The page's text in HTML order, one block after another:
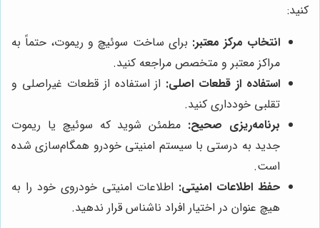
کنید:
انتخاب مرکز معتبر: برای ساخت سوئیچ و ریموت، حتماً به
مراکز معتبر و متخصص مراجعه کنید.
استفاده از قطعات اصلی: از استفاده از قطعات غیراصلی و
تقلبی خودداری کنید.
برنامه‌ریزی صحیح: مطمئن شوید که سوئیچ یا ریموت
جدید به درستی با سیستم امنیتی خودرو همگام‌سازی شده
است.
حفظ اطلاعات امنیتی: اطلاعات امنیتی خودروی خود را به
هیچ عنوان در اختیار افراد ناشناس قرار ندهید.